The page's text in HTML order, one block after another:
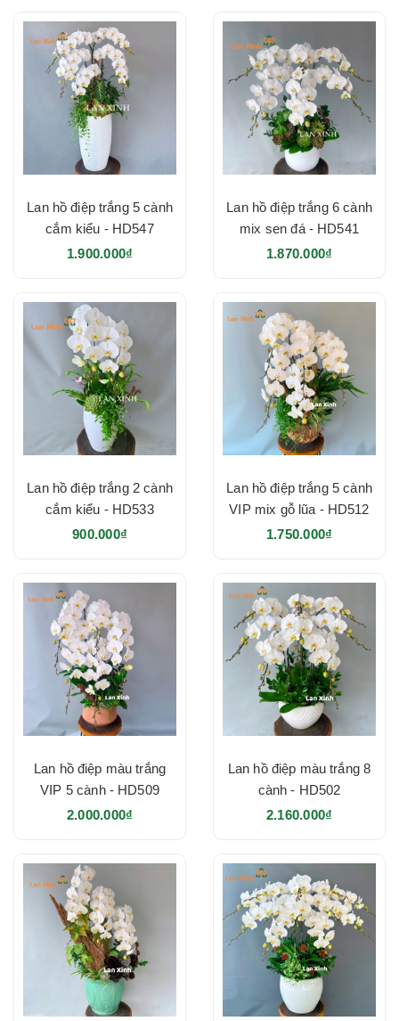
Lan hồ điệp trắng 5 cành
cắm kiểu - HD547
1.900.000₫
Lan hồ điệp trắng 6 cành
mix sen đá - HD541
1.870.000₫
Lan hồ điệp trắng 2 cành
cắm kiểu - HD533
900.000₫
Lan hồ điệp trắng 5 cành
VIP mix gỗ lũa - HD512
1.750.000₫
Lan hồ điệp màu trắng
VIP 5 cành - HD509
2.000.000₫
Lan hồ điệp màu trắng 8
cành - HD502
2.160.000₫